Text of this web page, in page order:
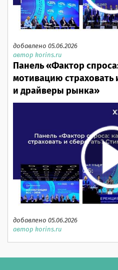
добавлено 05.06.2026
автор korins.ru
Панель «Фактор
мотивацию страховать
и драйверы рынка»
добавлено 05.06.2026
автор korins.ru